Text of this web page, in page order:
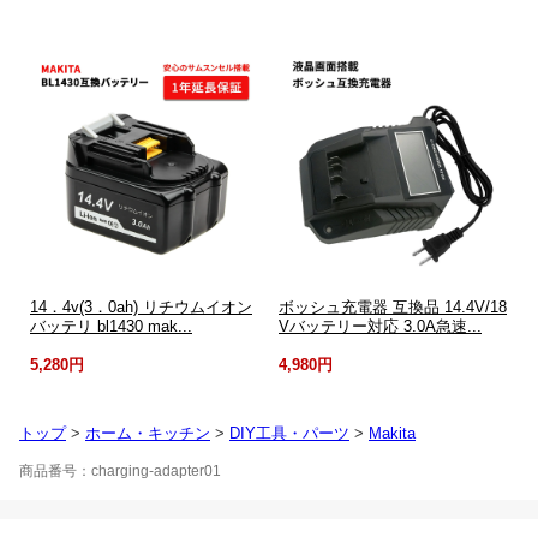
14．4v(3．0ah) リチウムイオン
バッテリ bl1430 mak...
ボッシュ充電器 互換品 14.4V/18
Vバッテリー対応 3.0A急速...
5,280円 4,980円
トップ> ホーム・キッチン > DIY工具・パーツ > Makita
商品番号：charging-adapter01